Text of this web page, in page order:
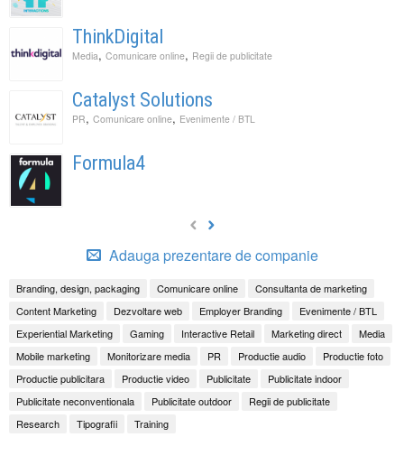
ThinkDigital
Media, Comunicare online, Regii de publicitate
Catalyst Solutions
PR, Comunicare online, Evenimente / BTL
Formula4
Adauga prezentare de companie
Branding, design, packaging Comunicare online
Consultanta de marketing
Content Marketing
Dezvoltare web Employer Branding
Evenimente / BTL
Experiential Marketing
Gaming Interactive Retail Marketing direct
Media
Mobile marketing
Monitorizare media PR Productie audio
Productie foto
Productie publicitara
Productie video Publicitate
Publicitate indoor
Publicitate neconventionala
Publicitate outdoor
Regii de publicitate
Research
Tipografii Training